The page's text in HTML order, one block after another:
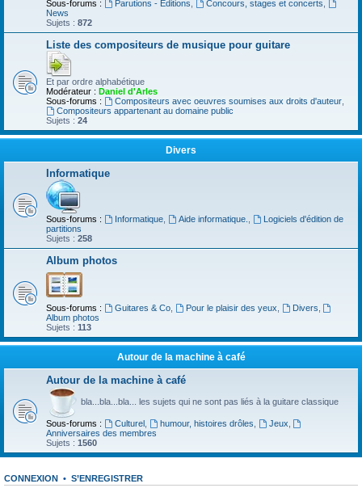
Sous-forums :
Parutions - Editions Concours, stages et concerts
News
Sujets : 872
Liste des compositeurs de musique pour guitare
Et par ordre alphabétique
Modérateur : Daniel d'Arles
Sous-forums :
Compositeurs avec oeuvres soumises aux droits d'auteur,
Compositeurs appartenant au domaine public
Sujets : 24
Divers
Informatique
Sous-forums : Informatique, Aide informatique.
Logiciels d'édition de
partitions
Sujets : 258
Album photos
Sous-forums : Guitares & Co, Pour le plaisir des yeux Divers
Album photos
Sujets : 113
Autour de la machine à café
Autour de la machine à café
bla...bla...bla... les sujets qui ne sont pas liés à la guitare classique
Sous-forums : Culturel, humour, histoires drôles Jeux
Anniversaires des membres
Sujets : 1560
CONNEXION • S’ENREGISTRER